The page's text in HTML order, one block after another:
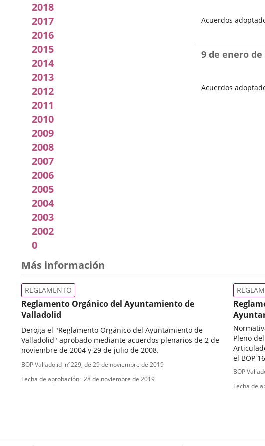
2018
2017
2016
2015
2014
2013
2012
2011
2010
2009
2008
2007
2006
2005
2004
2003
2002
0
Acuerdos
del
Pleno
Acuerdos
9 de enero de
Más información
Reglamento Orgánico del Ayuntamiento de
Valladolid
Deroga el "Reglamento Orgánico del Ayuntamiento de
Valladolid" aprobado mediante acuerdos plenarios de 2 de
noviembre de 2004 y 29 de julio de 2008.
Tipo
de
REGLAMENTO
Referencia
BOP Valladolid nº229, de 29 de noviembre de 2019
Fecha de aprobación 28 de noviembre de 2019
Pleno
el BOP
Tipo
de
Referencia
BOP
Fecha de